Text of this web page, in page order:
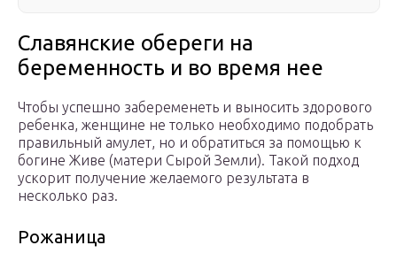
Славянские обереги на
беременность и во время нее
Чтобы успешно забеременеть и выносить здорового
ребенка, женщине не только необходимо подобрать
правильный амулет, но и обратиться за помощью к
богине Живе (матери Сырой Земли). Такой подход
ускорит получение желаемого результата в
несколько раз.
Рожаница